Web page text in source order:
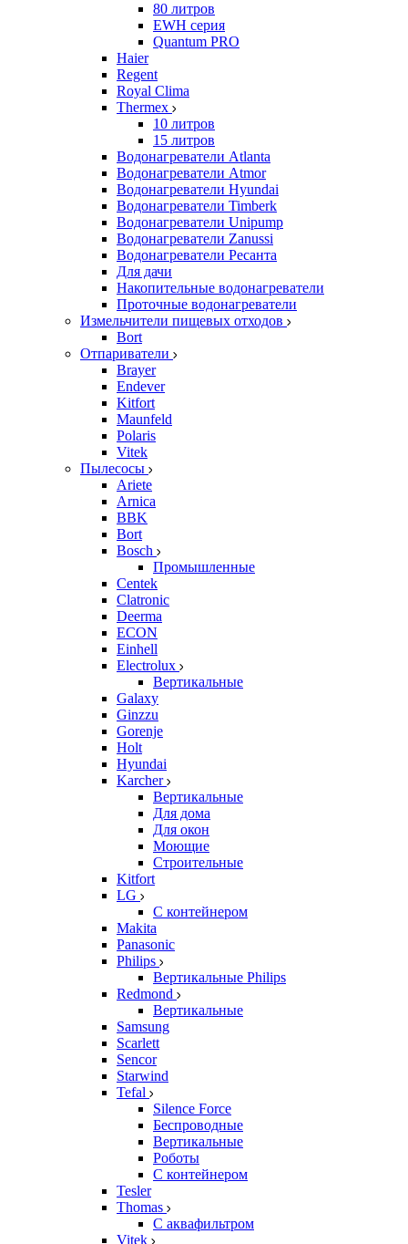
80 литров
EWH серия
Quantum PRO
Haier
Regent
Royal Clima
Thermex
10 литров
15 литров
Водонагреватели Atlanta
Водонагреватели Atmor
Водонагреватели Hyundai
Водонагреватели Timberk
Водонагреватели Unipump
Водонагреватели Zanussi
Водонагреватели Ресанта
Для дачи
Накопительные водонагреватели
Проточные водонагреватели
Измельчители пищевых отходов
Bort
Отпариватели
Brayer
Endever
Kitfort
Maunfeld
Polaris
Vitek
Пылесосы
Ariete
Arnica
BBK
Bort
Bosch
Промышленные
Centek
Clatronic
Deerma
ECON
Einhell
Electrolux
Вертикальные
Galaxy
Ginzzu
Gorenje
Holt
Hyundai
Karcher
Вертикальные
Для дома
Для окон
Моющие
Строительные
Kitfort
LG
С контейнером
Makita
Panasonic
Philips
Вертикальные Philips
Redmond
Вертикальные
Samsung
Scarlett
Sencor
Starwind
Tefal
Silence Force
Беспроводные
Вертикальные
Роботы
С контейнером
Tesler
Thomas
С аквафильтром
Vitek